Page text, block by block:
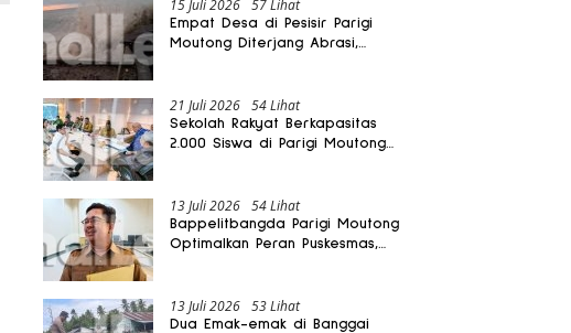
15 Juli 2026 57 Lihat
Empat Desa di Pesisir Parigi
Moutong Diterjang Abrasi,
21 Juli 2026 54 Lihat
Sekolah Rakyat Berkapasitas
2.000 Siswa di Parigi Moutong
13 Juli 2026 54 Lihat
Bappelitbangda Parigi Moutong
Optimalkan Peran Puskesmas,
13 Juli 2026 53 Lihat
Dua Emak-emak di Banggai